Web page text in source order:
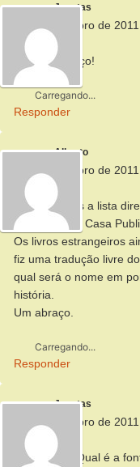
Jonatas
15 de setembro de 2011
Ok, valeu.
Grande abraço!
Carregando...
Responder
Alberto
15 de setembro de 2011
Olá Jônatas,
Conseguimos a lista
ao Cliente da Casa
Os livros estrangeiros
fiz uma tradução livre
qual será o nome em
história.
Um abraço.
Carregando...
Responder
Jonatas
15 de setembro de 2011
Olá Alberto.
Muito legal! Qual é a